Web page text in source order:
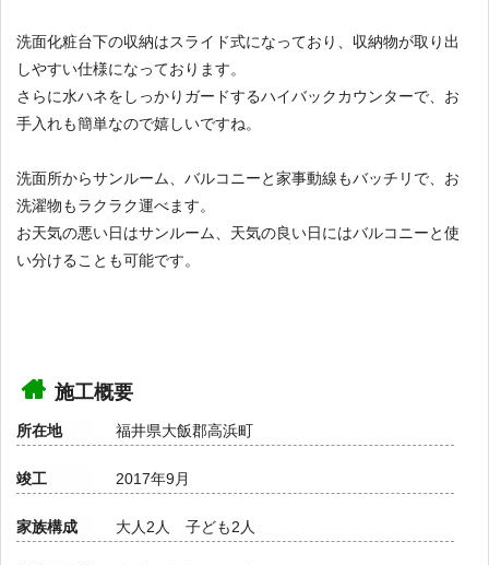
洗面化粧台下の収納はスライド式になっており、収納物が取り出
しやすい仕様になっております。
さらに水ハネをしっかりガードするハイバックカウンターで、お
手入れも簡単なので嬉しいですね。
洗面所からサンルーム、バルコニーと家事動線もバッチリで、お
洗濯物もラクラク運べます。
お天気の悪い日はサンルーム、天気の良い日にはバルコニーと使
い分けることも可能です。
施工概要
所在地 福井県大飯郡高浜町
竣工 2017年9月
家族構成 大人2人 子ども2人